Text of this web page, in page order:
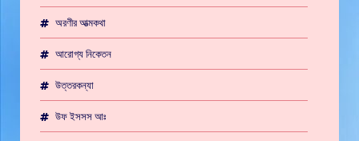
অরণীর আত্মকথা
আরোগ্য নিকেতন
উত্তরকন্যা
উফ ইসসস আঃ